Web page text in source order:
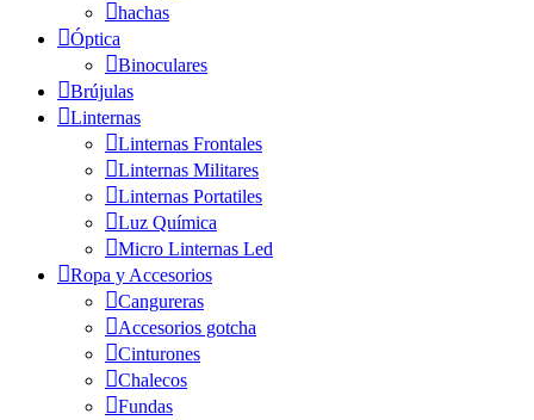
hachas
Óptica
Binoculares
Brújulas
Linternas
Linternas Frontales
Linternas Militares
Linternas Portatiles
Luz Química
Micro Linternas Led
Ropa y Accesorios
Cangureras
Accesorios gotcha
Cinturones
Chalecos
Fundas